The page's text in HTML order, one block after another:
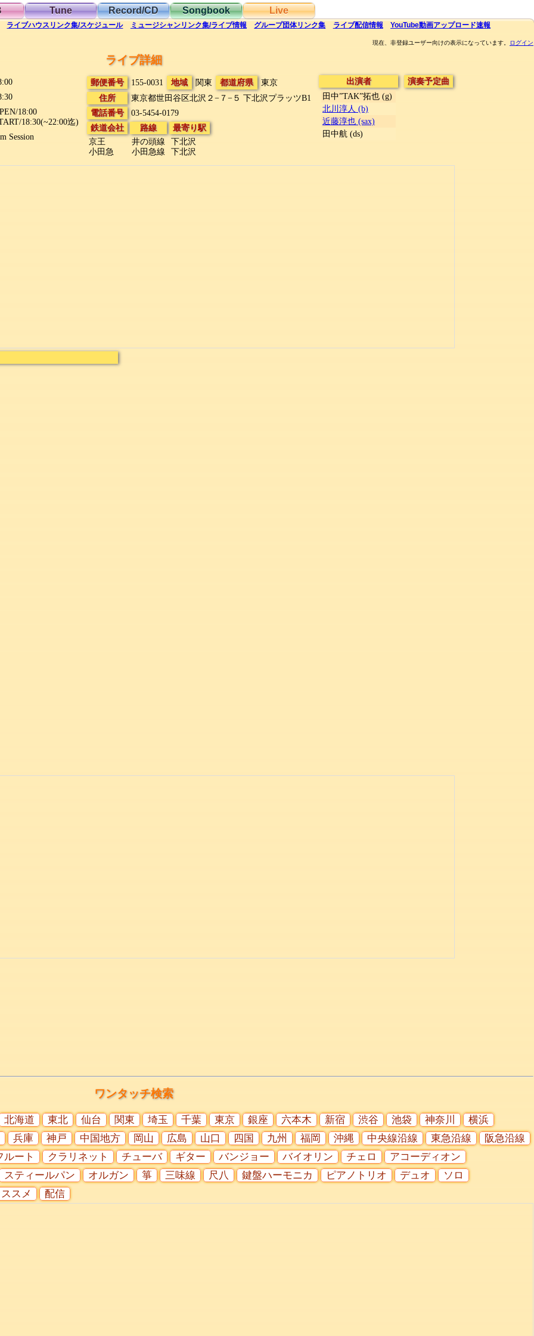
Tune Record/CD Songbook Live
ライブハウス リンク集/スケジュール ミュージシャンリンク集/ライブ情報 グループ団体リンク集 ライブ配信情報 YouTube動画アップロード速報
現在、非登録ユーザー向けの表示になっています。 ログイン
ライブ詳細
18:00
18:30(~22:00迄)
Session
郵便番号 155-0031 地域 関東 都道府県
東京
住所
東京都世田谷区北沢２−７−５ 下北沢プラッツB1
電話番号
03-5454-0179
鉄道会社
京王
小田急
路線
井の頭線
小田急線
最寄り駅
下北沢
下北沢
出演者
田中”TAK”拓也 (g)
北川淳人 (b)
近藤淳也 (sax)
田中航 (ds)
演奏予定曲
ワンタッチ検索
北海道 東北 仙台 関東 埼玉 千葉 東京 銀座 六本木 新宿 渋谷 池袋 神奈川
横浜
兵庫
神戸 中国地方 岡山 広島 山口 四国 九州 福岡 沖縄 中央線沿線 東急沿線
阪急沿線
ルート
クラリネット チューバ ギター バンジョー バイオリン チェロ
アコーディオン
スティールパン
オルガン 箏 三味線 尺八 鍵盤ハーモニカ ピアノトリオ デュオ
ソロ
スメ
配信